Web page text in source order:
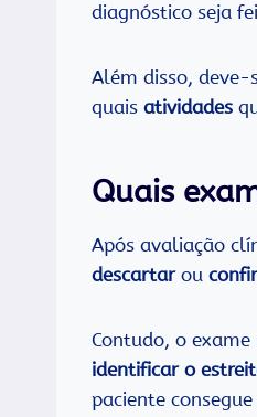
diagnóstico seja
Além disso,
quais atividades
Quais
Após avaliação
descartar ou
Contudo, o
identificar o
paciente